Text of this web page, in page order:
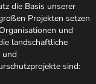
die Basis unserer
Projekten setzen
und
landschaftliche
und
sind: